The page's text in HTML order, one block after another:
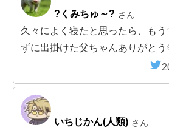
?くみちゅ～? さん
久々によく寝たと思ったら、もう
ずに出掛けた父ちゃんありがとう
いちじかん(人類) さん